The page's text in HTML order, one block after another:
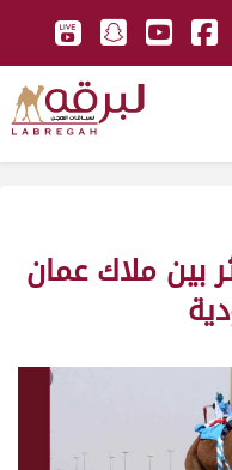
بين ملاك عمان